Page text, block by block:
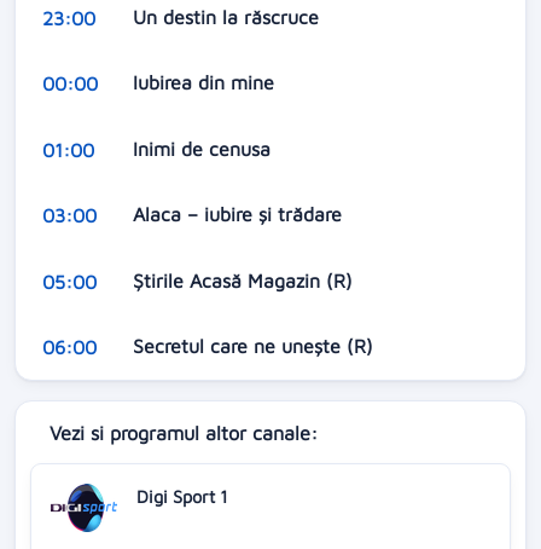
23:00 Un destin la răscruce
00:00 Iubirea din mine
01:00 Inimi de cenusa
03:00 Alaca – iubire şi trădare
05:00 Ştirile Acasă Magazin (R)
06:00 Secretul care ne unește (R)
Vezi si programul altor canale:
Digi Sport 1